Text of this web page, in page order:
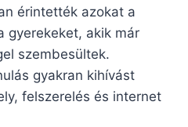
érintették azokat a
gyerekeket, akik már
szembesültek.
gyakran kihívást
felszerelés és internet